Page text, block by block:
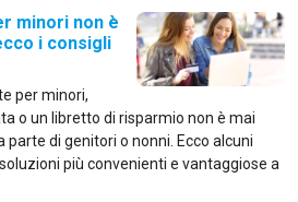
minori non è
i consigli
per minori,
o un libretto di risparmio non è mai
parte di genitori o nonni. Ecco alcuni
più convenienti e vantaggiose a